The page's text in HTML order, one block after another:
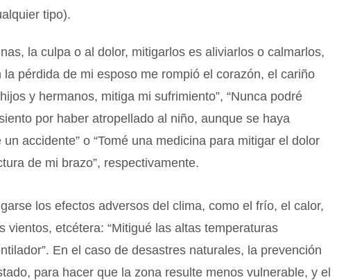
tipo).
la culpa o al dolor, mitigarlos es aliviarlos o calmarlos,
la pérdida de mi esposo me rompió el corazón, el cariño
y hermanos, mitiga mi sufrimiento”, “Nunca podré
por haber atropellado al niño, aunque se haya
accidente” o “Tomé una medicina para mitigar el dolor
de mi brazo”, respectivamente.
los efectos adversos del clima, como el frío, el calor,
vientos, etcétera: “Mitigué las altas temperaturas
En el caso de desastres naturales, la prevención
para hacer que la zona resulte menos vulnerable, y el